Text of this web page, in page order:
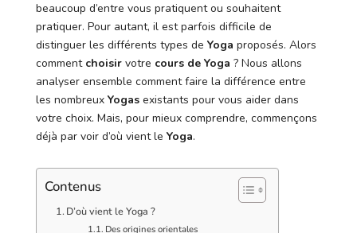
beaucoup d’entre vous pratiquent ou souhaitent
pratiquer. Pour autant, il est parfois difficile de
distinguer les différents types de Yoga proposés. Alors
comment choisirvotre cours de Yoga ? Nous allons
analyser ensemble comment faire la différence entre
les nombreux Yogasexistants pour vous aider dans
votre choix. Mais, pour mieux comprendre, commençons
déjà par voir d’où vient le Yoga.
Contenus
D’où vient le Yoga ?
Des origines orientales